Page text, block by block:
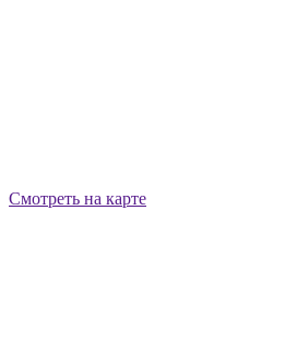
Смотреть на карте